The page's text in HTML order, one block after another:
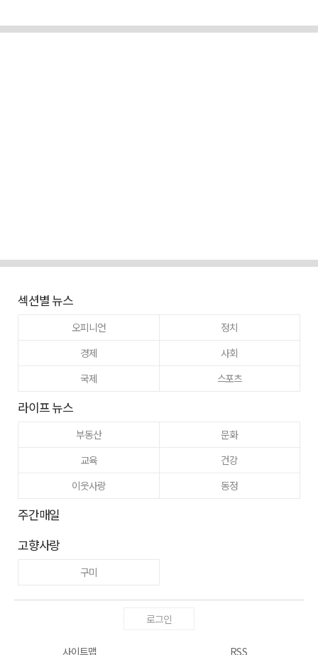
섹션별 뉴스
오피니언
정치
경제
사회
국제
스포츠
라이프 뉴스
부동산
문화
교육
건강
이웃사랑
동정
주간매일
고향사랑
구미
로그인
사이트맵 RSS